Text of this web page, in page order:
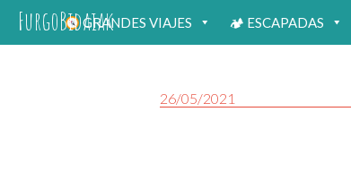
FurgoBidaiakGRANDES VIAJES 🏕 ESCAPADAS
26/05/2021